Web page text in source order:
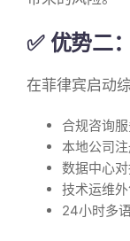
✅ 优势二
在菲律宾启动
合规咨询
本地公司
数据中心
技术运维
24小时多